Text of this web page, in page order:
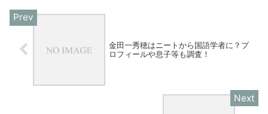
金田一秀穂はニートから国語学者に？プ
ロフィールや息子等も調査！